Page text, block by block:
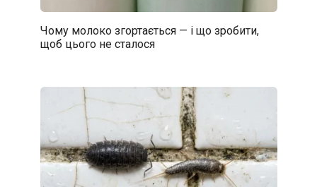
Чому молоко згортається — і що зробити,
щоб цього не сталося